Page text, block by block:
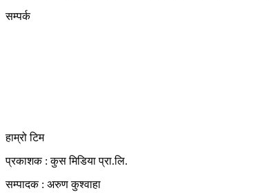
सम्पर्क
हाम्रो टिम
प्रकाशक : कुस मिडिया प्रा‍.लि.
सम्पादक : अरुण कुश्वाहा